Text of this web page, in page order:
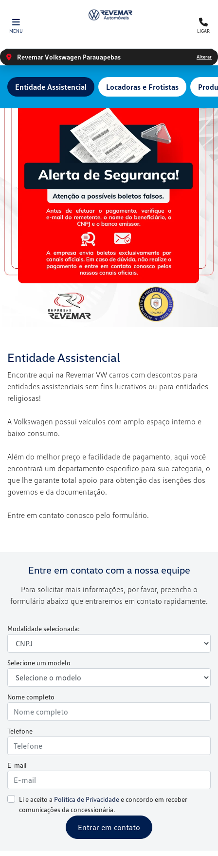
MENU LIGAR
Revemar Volkswagen Parauapebas Alterar
Locadoras e Frotistas
Entidade Assistencial
Entidade Assistencial
Encontre aqui na Revemar VW carros com descontos para
entidades assistenciais sem fins lucrativos ou para entidades
religiosas!
A Volkswagen possui veículos com amplo espaço interno e
baixo consumo.
Além do melhor preço e facilidade de pagamento, aqui você
encontrará um departamento específico para sua categoria, o
que lhe garante total apoio para obtenção das isenções dos
governos e da documentação.
Entre em contato conosco pelo formulário.
Entre em contato com a nossa equipe
Para solicitar mais informações, por favor, preencha o
formulário abaixo que entraremos em contato rapidamente.
Modalidade selecionada:
Selecione um modelo
Nome completo
Telefone
E-mail
Li e aceito a Política de Privacidadee concordo em receber
comunicações da concessionária.
Entrar em contato